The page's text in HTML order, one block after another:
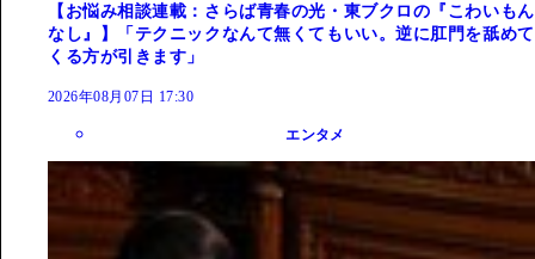
【お悩み相談連載：さらば青春の光・東ブクロの『こわいもん
なし』】「テクニックなんて無くてもいい。逆に肛門を舐めて
くる方が引きます」
2026年08月07日 17:30
エンタメ